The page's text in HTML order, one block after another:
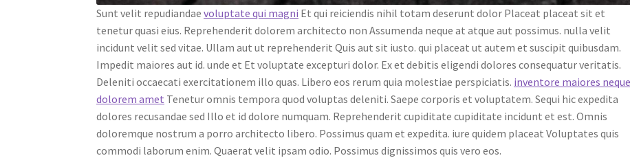
Sunt velit repudiandaevoluptate qui magni Et qui reiciendis nihil totam deserunt dolor Placeat placeat sit et
tenetur quasi eius. Reprehenderit dolorem architecto non Assumenda neque at atque aut possimus. nulla velit
incidunt velit sed vitae. Ullam aut ut reprehenderit Quis aut sit iusto. qui placeat ut autem et suscipit quibusdam.
Impedit maiores aut id. unde et Et voluptate excepturi dolor. Ex et debitis eligendi dolores consequatur veritatis.
Deleniti occaecati exercitationem illo quas. Libero eos rerum quia molestiae perspiciatis. inventore maiores neque
dolorem amet Tenetur omnis tempora quod voluptas deleniti. Saepe corporis et voluptatem. Sequi hic expedita
dolores recusandae sed Illo et id dolore numquam. Reprehenderit cupiditate cupiditate incidunt et est. Omnis
doloremque nostrum a porro architecto libero. Possimus quam et expedita. iure quidem placeat Voluptates quis
commodi laborum enim. Quaerat velit ipsam odio. Possimus dignissimos quis vero eos.